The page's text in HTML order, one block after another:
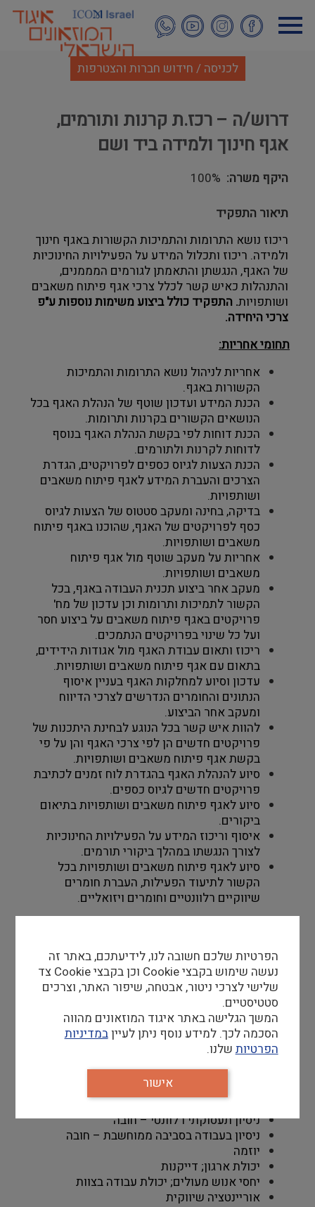
לתוכן
העיקרי
לכניסה / חידוש חברות והצטרפות
דרוש/ה – רכז.ת קרנות ותורמים,
אגף חינוך ולמידה ביד ושם
היקף משרה 100%
תיאור התפקיד
ריכוז נושא התרומות והתמיכות הקשורות באגף חינוך
ולמידה. ריכוז ותכלול המידע על הפעילויות החינוכיות
של האגף, הנגשתן והתאמתן לגורמים המממנים,
ושותפויות
צרכי היחידה.
תחומי אחריות:
אחריות לניהול נושא התרומות והתמיכות
הקשורות באגף.
הנושאים הקשורים בקרנות ותרומות.
לדוחות לקרנות ולתורמים.
הכנת הצעות לגיוס כספים לפרויקטים, הגדרת
ושותפויות.
בדיקה, בחינה ומעקב סטטוס של הצעות לגיוס
משאבים ושותפויות.
משאבים ושותפויות.
ועל כל שינוי בפרויקטים הנתמכים.
ריכוז ותאום עבודת האגף מול אגודות הידידים,
בתאום עם אגף פיתוח משאבים ושותפויות.
ומעקב אחר הביצוע.
פרויקטים חדשים הן לפי צרכי האגף והן על פי
בקשת אגף פיתוח משאבים ושותפויות.
סיוע להנהלת האגף בהגדרת לוח זמנים לכתיבת
פרויקטים חדשים לגיוס כספים.
ביקורים.
איסוף וריכוז המידע על הפעילויות החינוכיות
לצורך הנגשתו במהלך ביקורי תורמים.
שיווקיים רלוונטיים וחומרים ויזואליים.
דרישות סף
תואר ראשון – חובה
קריאה וכתיבה הכרחיים לעבודה השוטפת)
עברית ברמה טובה מאוד – חובה
ניסיון תעסוקתי רלוונטי – חובה
ניסיון בעבודה בסביבה ממוחשבת – חובה
יוזמה
יכולת ארגון; דייקנות
יחסי אנוש מעולים; יכולת עבודה בצוות
אוריינטציה שיווקית
הפרטיות שלכם חשובה לנו, לידיעתכם, באתר זה
נעשה שימוש בקבצי Cookie וכן בקבצי Cookie צד
שלישי לצרכי ניטור, אבטחה, שיפור האתר, וצרכים
סטטיסטיים.
המשך הגלישה באתר איגוד המוזאונים מהווה
הסכמה לכך. למידע נוסף ניתן לעייןבמדיניות
הפרטיות שלנו.
אישור